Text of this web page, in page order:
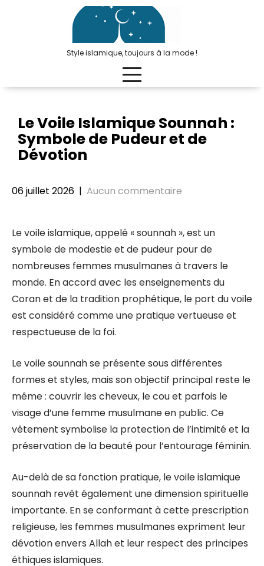
Style islamique, toujours à la mode !
Le Voile Islamique Sounnah :
Symbole de Pudeur et de
Dévotion
06 juillet 2026 | Aucun commentaire
Le voile islamique, appelé « sounnah », est un
symbole de modestie et de pudeur pour de
nombreuses femmes musulmanes à travers le
monde. En accord avec les enseignements du
Coran et de la tradition prophétique, le port du voile
est considéré comme une pratique vertueuse et
respectueuse de la foi.
Le voile sounnah se présente sous différentes
formes et styles, mais son objectif principal reste le
même : couvrir les cheveux, le cou et parfois le
visage d’une femme musulmane en public. Ce
vêtement symbolise la protection de l’intimité et la
préservation de la beauté pour l’entourage féminin.
Au-delà de sa fonction pratique, le voile islamique
sounnah revêt également une dimension spirituelle
importante. En se conformant à cette prescription
religieuse, les femmes musulmanes expriment leur
dévotion envers Allah et leur respect des principes
éthiques islamiques.